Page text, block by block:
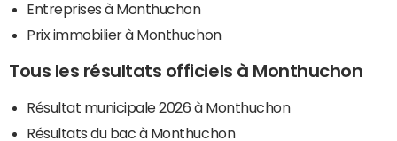
Entreprises à Monthuchon
Prix immobilier à Monthuchon
Tous les résultats officiels à Monthuchon
Résultat municipale 2026 à Monthuchon
Résultats du bac à Monthuchon